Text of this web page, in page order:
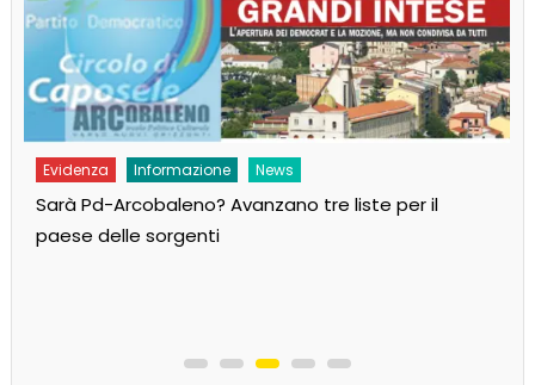
Evidenza Informazione News
Sarà Pd-Arcobaleno? Avanzano tre liste per il
paese delle sorgenti